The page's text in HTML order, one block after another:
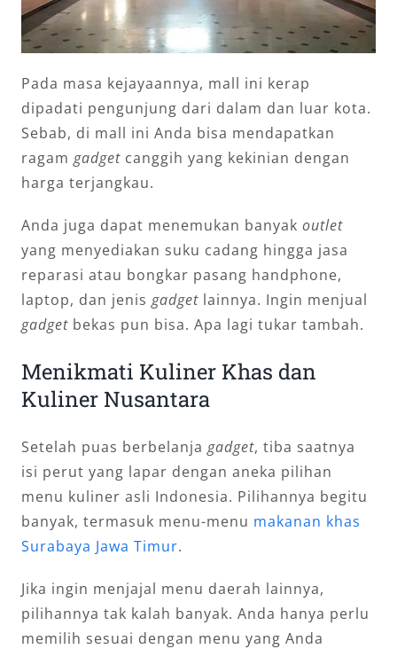
Pada masa kejayaannya, mall ini kerap
dipadati pengunjung dari dalam dan luar kota.
Sebab, di mall ini Anda bisa mendapatkan
ragam gadget canggih yang kekinian dengan
harga terjangkau.
Anda juga dapat menemukan banyak outlet
yang menyediakan suku cadang hingga jasa
reparasi atau bongkar pasang handphone,
laptop, dan jenis gadgetlainnya. Ingin menjual
gadget bekas pun bisa. Apa lagi tukar tambah.
Menikmati Kuliner Khas dan
Kuliner Nusantara
Setelah puas berbelanja gadget, tiba saatnya
isi perut yang lapar dengan aneka pilihan
menu kuliner asli Indonesia. Pilihannya begitu
banyak, termasuk menu-menu makanan khas
Surabaya Jawa Timur.
Jika ingin menjajal menu daerah lainnya,
pilihannya tak kalah banyak. Anda hanya perlu
memilih sesuai dengan menu yang Anda